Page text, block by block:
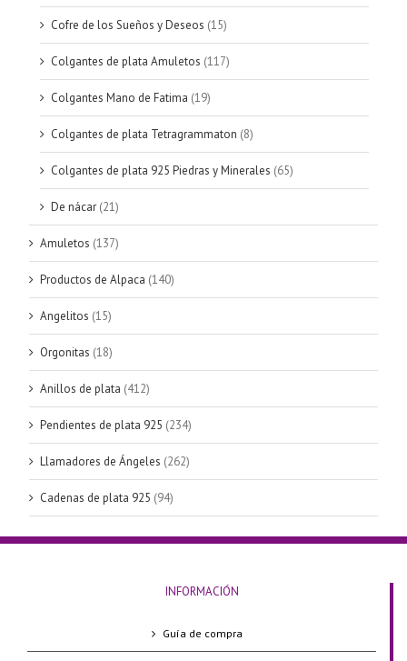
Cofre de los Sueños y Deseos (15)
Colgantes de plata Amuletos (117)
Colgantes Mano de Fatima (19)
Colgantes de plata Tetragrammaton (8)
Colgantes de plata 925 Piedras y Minerales (65)
De nácar (21)
Amuletos (137)
Productos de Alpaca (140)
Angelitos (15)
Orgonitas (18)
Anillos de plata (412)
Pendientes de plata 925 (234)
Llamadores de Ángeles (262)
Cadenas de plata 925 (94)
INFORMACIÓN
Guía de compra